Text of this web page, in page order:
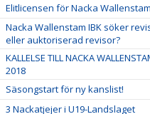
Elitlicensen för Nacka
Nacka Wallenstam IBK söker
eller auktoriserad revisor?
KALLELSE TILL NACKA
2018
Säsongstart för ny kanslist!
3 Nackatjejer i U19-Landslaget